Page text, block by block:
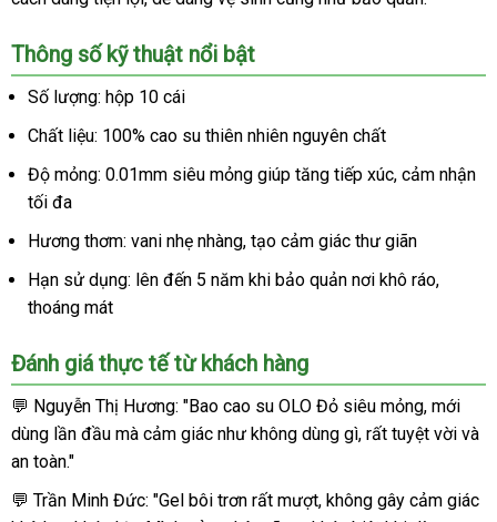
Đỏ
Siêu
mỏng
ấm
-
Hộp
cái
mới
Thông số kỹ thuật nổi bật
Số lượng: hộp 10 cái
Chất liệu: 100% cao su thiên nhiên nguyên chất
Độ mỏng: 0.01mm siêu mỏng giúp tăng tiếp xúc, cảm nhận
tối đa
Hương thơm: vani nhẹ nhàng, tạo cảm giác thư giãn
Hạn sử dụng: lên đến 5 năm khi bảo quản nơi khô ráo,
thoáng mát
Đánh giá thực tế từ khách hàng
💬 Nguyễn Thị Hương: "Bao cao su OLO Đỏ siêu mỏng, mới
dùng lần đầu mà cảm giác như không dùng gì, rất tuyệt vời và
an toàn."
💬 Trần Minh Đức: "Gel bôi trơn rất mượt, không gây cảm giác